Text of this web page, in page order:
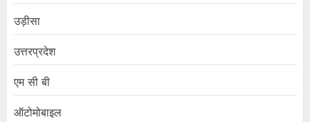
उड़ीसा
उत्तरप्रदेश
एम सी बी
ऑटोमोबाइल